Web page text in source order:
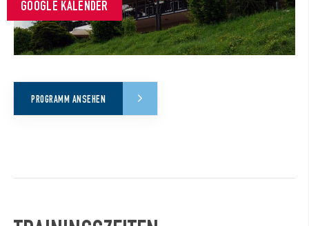
GOOGLE KALENDER
PROGRAMM ANSEHEN